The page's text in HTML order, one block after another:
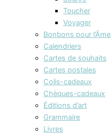
Toucher
Voyager
Bonbons pour l’Âme
Calendriers
Cartes de souhaits
Cartes postales
Colis-cadeaux
Chèques-cadeaux
Éditions d’art
Grammaire
Livres